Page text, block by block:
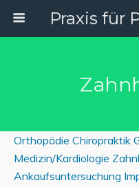
Orthopädie Chiropraktik
Medizin/Kardiologie
Ankaufsuntersuchung